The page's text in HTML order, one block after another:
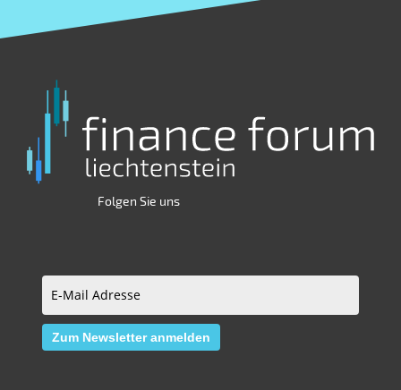
Folgen Sie uns
E-
Mail
Adresse(erforderlich)
Zum Newsletter anmelden